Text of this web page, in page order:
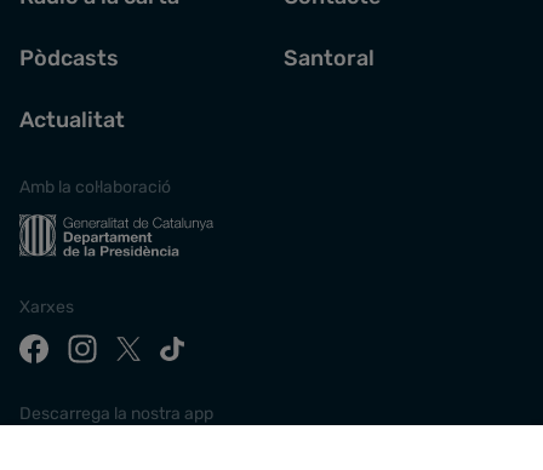
Pòdcasts
Actualitat
Santoral
Amb la col·laboració
Xarxes
Descarrega la nostra app